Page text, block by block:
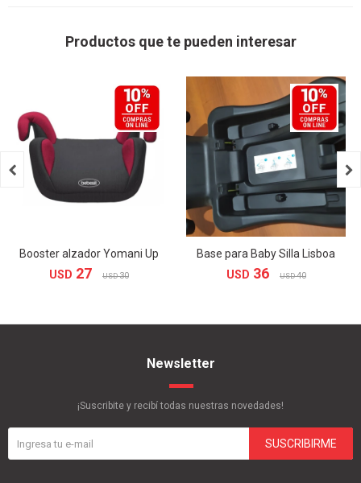
Productos que te pueden interesar
Booster alzador Yomani Up
USD 27 USD 30
Base para Baby Silla Lisboa
USD 36 USD 40
 
Newsletter
¡Suscribite y recibí todas nuestras novedades!
SUSCRIBIRME